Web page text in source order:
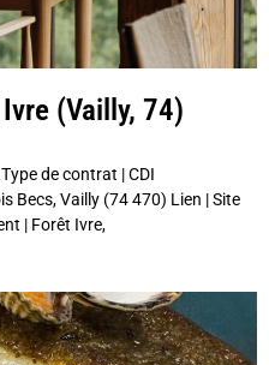
(Vailly, 74)
de contrat | CDI
Becs, Vailly (74 470) Lien | Site
| Forêt Ivre,